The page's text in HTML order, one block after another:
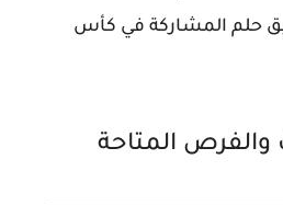
حلم المشاركة في كأس
والفرص المتاحة